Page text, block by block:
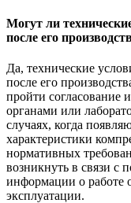
Могут ли
после его
Да, технические
после его
пройти согласование
органами или
случаях, когда
характеристики
нормативных
возникнуть в связи с
информации о работе
эксплуатации.